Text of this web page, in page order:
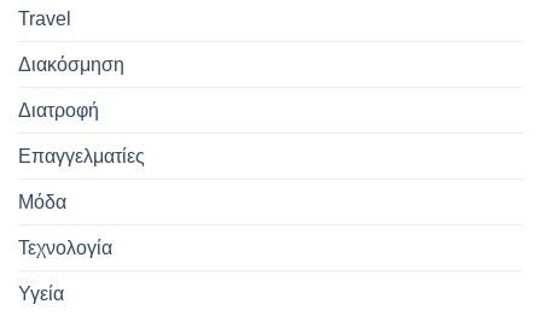
Travel
Διακόσμηση
Διατροφή
Επαγγελματίες
Μόδα
Τεχνολογία
Υγεία